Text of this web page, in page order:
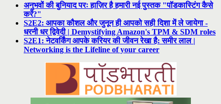
अनुभवों की बुनियाद परः हाज़िर है हमारी नई पुस्तक "पॉडकास्टिंग कैसे
करें?"
S2E2: आपका कौशल और जुनून ही आपको सही दिशा में ले जायेगा -
धरनी धर द्विवेदी | Demystifying Amazon's TPM & SDM roles
S2E1: नेटवर्किंग आपके करियर की जीवन रेखा है: समीर लाल |
Networking is the Lifeline of your career